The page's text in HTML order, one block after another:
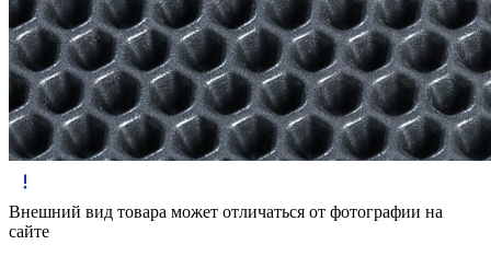
Внешний вид товара может отличаться от фотографии на
сайте